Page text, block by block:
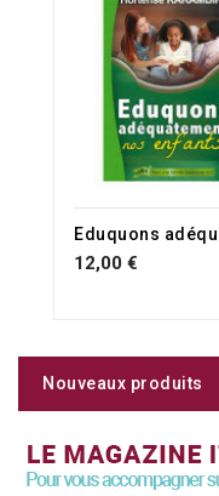
12,00 €
Nouveaux produits